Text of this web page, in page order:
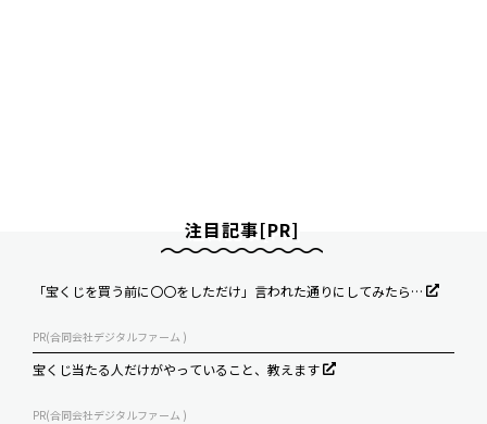
注目記事[PR]
「宝くじを買う前に〇〇をしただけ」言われた通りにしてみたら…
PR(合同会社デジタルファーム )
宝くじ当たる人だけがやっていること、教えます
PR(合同会社デジタルファーム )